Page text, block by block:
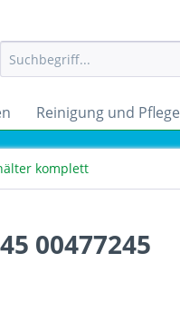
Reinigung und Pflege
komplett
00477245